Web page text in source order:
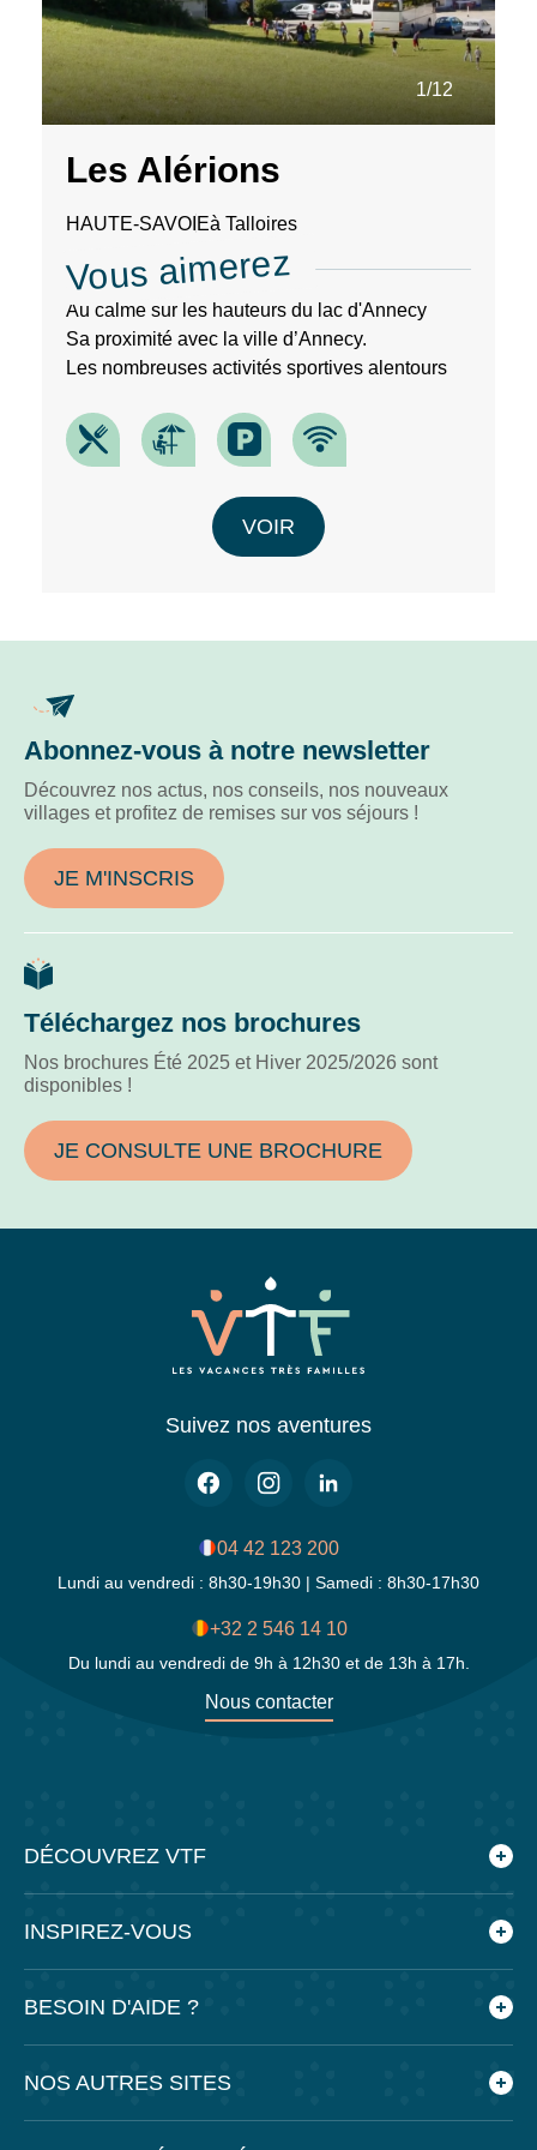
1/12
Les Alérions
HAUTE-SAVOIEà Talloires
Vous aimerez
Au calme sur les hauteurs du lac d'Annecy
Sa proximité avec la ville d’Annecy.
Les nombreuses activités sportives alentours
VOIR
Abonnez-vous à notre newsletter
Découvrez nos actus, nos conseils, nos nouveaux
villages et profitez de remises sur vos séjours !
JE M'INSCRIS
Téléchargez nos brochures
Nos brochures Été 2025 et Hiver 2025/2026 sont
disponibles !
JE CONSULTE UNE BROCHURE
Suivez nos aventures
04 42 123 200
Lundi au vendredi : 8h30-19h30 | Samedi : 8h30-17h30
+32 2 546 14 10
Du lundi au vendredi de 9h à 12h30 et de 13h à 17h.
Nous contacter
DÉCOUVREZ VTF
Nos agences
Espace presse
INSPIREZ-VOUS
BESOIN D'AIDE ?
NOS AUTRES SITES